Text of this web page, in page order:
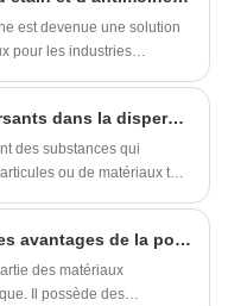
est devenue une solution
pour les industries
de production, les
considérations d'achat de
En tant que fournisseur
économes en
Les principes de base des dispersants dans la dispersion des nanoparticules
des substances qui
ou de matériaux tels
de leur petite taille. Dans
base de l’utilisation de
Comprendre les applications et les avantages de la poudre de nanoferrite de baryum 800 nm de SAT NANO
des matériaux
Il possède des